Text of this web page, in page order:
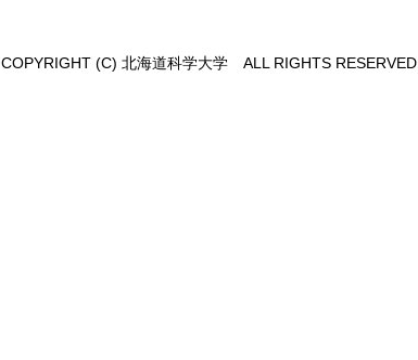
COPYRIGHT (C) 北海道科学大学 ALL RIGHTS RESERVED.